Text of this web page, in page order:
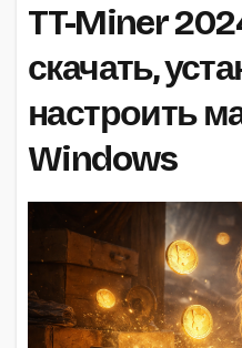
TT-Miner
скачать,
настроить
Windows